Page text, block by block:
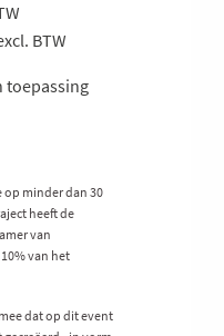
BTW
toepassing
op minder dan 30
heeft de
van
van het
dat op dit event